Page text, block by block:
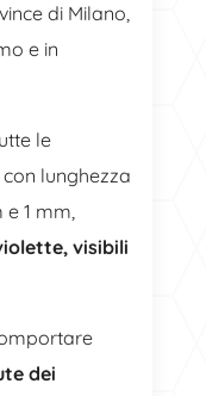
di Milano,
e in
le
lunghezza
1 mm,
visibili
dei